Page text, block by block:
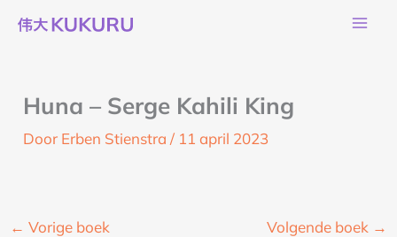
naar
Huna – Serge Kahili King
Door Erben Stienstra/ 11 april 2023
← Vorige boek Volgende boek →